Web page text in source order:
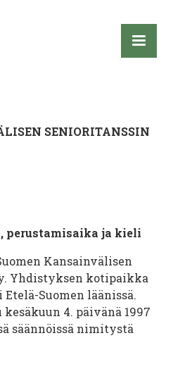
SENIORITANSSIN
perustamisaika ja kieli
Kansainvälisen
Yhdistyksen kotipaikka
Suomen läänissä.
4. päivänä 1997
säännöissä nimitystä